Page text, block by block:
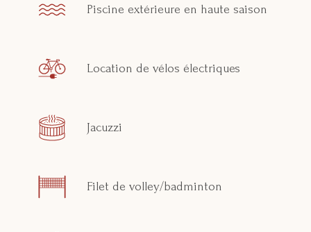
Piscine extérieure en haute saison
Location de vélos électriques
Jacuzzi
Filet de volley/badminton